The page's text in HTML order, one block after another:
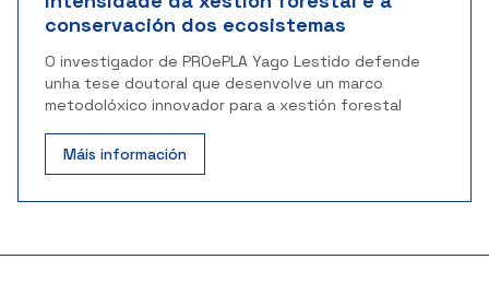
conservación dos ecosistemas
O investigador de PROePLA Yago Lestido defende
unha tese doutoral que desenvolve un marco
metodolóxico innovador para a xestión forestal
Máis información